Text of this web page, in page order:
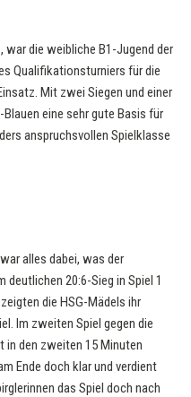
war die weibliche B1-Jugend der
Qualifikationsturniers für die
Mit zwei Siegen und einer
eine sehr gute Basis für
anspruchsvollen Spielklasse
alles dabei, was der
20:6-Sieg in Spiel 1
die HSG-Mädels ihr
Im zweiten Spiel gegen die
in den zweiten 15 Minuten
Ende doch klar und verdient
das Spiel doch nach